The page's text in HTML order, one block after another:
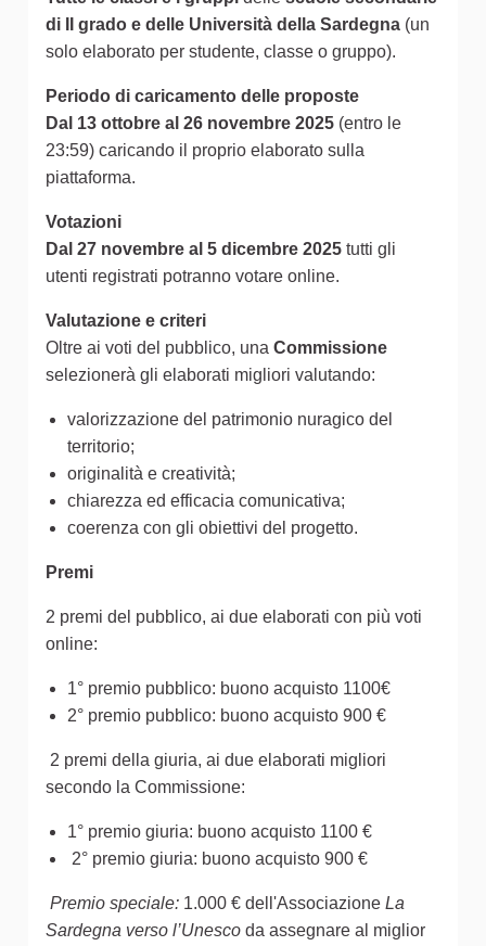
di II grado e delle Università della Sardegna (un
solo elaborato per studente, classe o gruppo).
Periodo di caricamento delle proposte
Dal 13 ottobre al 26 novembre 2025 (entro le
23:59) caricando il proprio elaborato sulla
piattaforma.
Votazioni
Dal 27 novembre al 5 dicembre 2025 tutti gli
utenti registrati potranno votare online.
Valutazione e criteri
Oltre ai voti del pubblico, una Commissione
selezionerà gli elaborati migliori valutando:
valorizzazione del patrimonio nuragico del
territorio;
originalità e creatività;
chiarezza ed efficacia comunicativa;
coerenza con gli obiettivi del progetto.
Premi
2 premi del pubblico, ai due elaborati con più voti
online:
1° premio pubblico: buono acquisto 1100€
2° premio pubblico: buono acquisto 900 €
2 premi della giuria, ai due elaborati migliori
secondo la Commissione:
1° premio giuria: buono acquisto 1100 €
2° premio giuria: buono acquisto 900 €
Premio speciale: 1.000 € dell'Associazione La
Sardegna verso l’Unesco da assegnare al miglior